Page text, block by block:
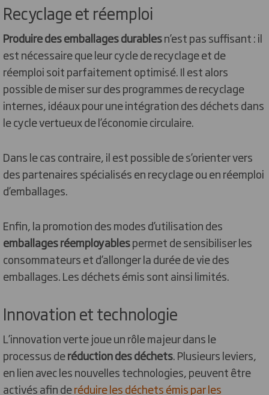
Recyclage et réemploi
Produire des emballages durablesn’est pas suffisant : il
est nécessaire que leur cycle de recyclage et de
réemploi soit parfaitement optimisé. Il est alors
possible de miser sur des programmes de recyclage
internes, idéaux pour une intégration des déchets dans
le cycle vertueux de l’économie circulaire.
Dans le cas contraire, il est possible de s’orienter vers
des partenaires spécialisés en recyclage ou en réemploi
d’emballages.
Enfin, la promotion des modes d’utilisation des
emballages réemployablespermet de sensibiliser les
consommateurs et d’allonger la durée de vie des
emballages. Les déchets émis sont ainsi limités.
Innovation et technologie
L’innovation verte joue un rôle majeur dans le
processus deréduction des déchets. Plusieurs leviers,
en lien avec les nouvelles technologies, peuvent être
activés afin deréduire les déchets émis par les